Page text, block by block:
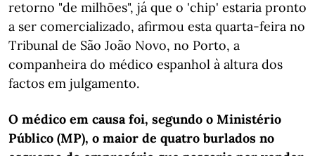
retorno "de milhões", já que o 'chip' estaria pronto
a ser comercializado, afirmou esta quarta-feira no
Tribunal de São João Novo, no Porto, a
companheira do médico espanhol à altura dos
factos em julgamento.
O médico em causa foi, segundo o Ministério
Público (MP), o maior de quatro burlados no